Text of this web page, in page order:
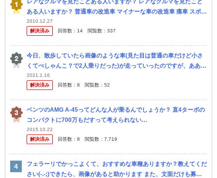
レアなクルマを見たことある人いますか？ レアなクルマを見たこと
ある人いますか？ 普通車の改造車 マイナーな車の改造車 痛車 スポー
ツカー スーパーカー レプリカ レーシング風なカラーを施した車...
2010.12.27
解決済み
回答数： 14 閲覧数： 337
今日、散歩していたら画像のような車(見た目は普通の車だけど小さ
くてぺしゃんこ？で2人乗りだった)が走っていったのですが、ああい
う車って高級なのですか？ 街ではあまり見かけません… 小さくて走
りや...
2021.1.16
解決済み
回答数： 8 閲覧数： 52
ベンツのAMG A-45ってどんな人が乗るんでしょうか？ 直4ターボの
コンパクトに700万もだすって考えられない…
2015.10.22
解決済み
回答数： 8 閲覧数： 7,719
フェラーリでかっこよくて、おすすめな車種ありますか？教えてくだ
さい(-.-;)できたら、画像があると助かります また、文面だけも募集